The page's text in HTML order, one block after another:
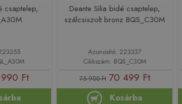
csaptelep,
Ft
Deante Silia bidé csaptelep,
szálcsiszolt bronz BQS_C30M
Azonosító: 223337
Cikkszám: BQS_C30M
75 900 Ft 70 499 Ft
Kosárba